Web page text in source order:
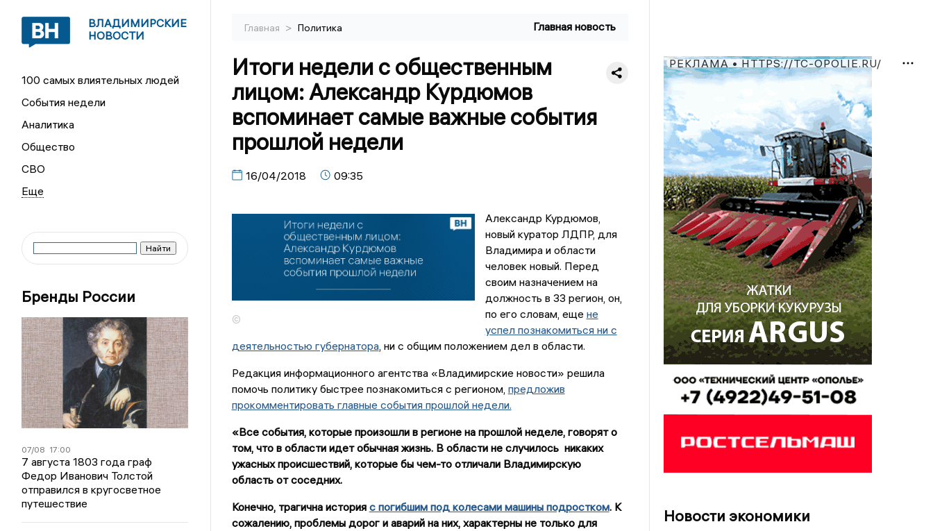
ВЛАДИМИРСКИЕ
НОВОСТИ
100 самых влиятельных людей
События недели
Аналитика
Общество
СВО
Бренды России
07/08 17:00
7 августа 1803 года граф
Федор Иванович Толстой
отправился в кругосветное
путешествие
Главная > Политика Главная новость
Итоги недели с общественным
лицом: Александр Курдюмов
вспоминает самые важные события
прошлой недели
16/04/2018 09:35
©
Александр Курдюмов,
новый куратор ЛДПР, для
Владимира и области
человек новый. Перед
своим назначением на
должность в 33 регион, он,
по его словам, еще не
успел познакомиться ни с
деятельностью губернатора, ни с общим положением дел в области.
Редакция информационного агентства «Владимирские новости» решила
помочь политику быстрее познакомиться с регионом, предложив
прокомментировать главные события прошлой недели.
«Все события, которые произошли в регионе на прошлой неделе, говорят о
том, что в области идет обычная жизнь. В области не случилось никаких
ужасных происшествий, которые бы чем-то отличали Владимирскую
область отсоседних.
Конечно, трагична история с погибшим под колесами машины подростком. К
сожалению, проблемы дорог и аварий на них, характерны не только для
РЕКЛАМА • HTTPS://TC-OPOLIE.RU/
Новости экономики